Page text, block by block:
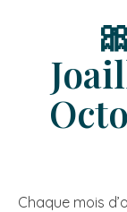
Chaque mois